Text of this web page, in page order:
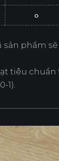
o
sản phẩm
tiêu chuẩn
1).